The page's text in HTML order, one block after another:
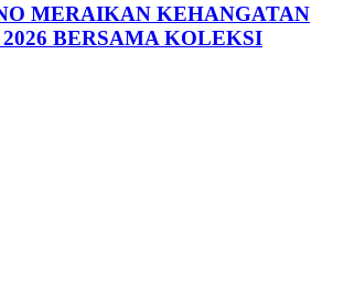
MERAIKAN KEHANGATAN
BERSAMA KOLEKSI